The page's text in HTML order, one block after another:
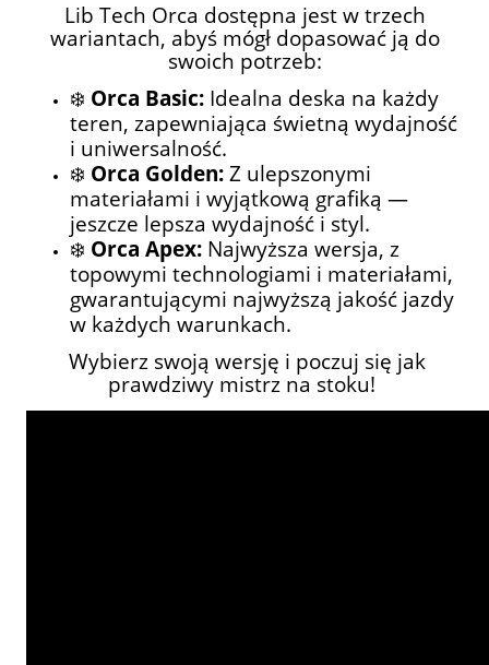
Lib Tech Orca dostępna jest w trzech
wariantach, abyś mógł dopasować ją do
swoich potrzeb:
❄️ Orca Basic: Idealna deska na każdy
teren, zapewniająca świetną wydajność
i uniwersalność.
❄️ Orca Golden: Z ulepszonymi
materiałami i wyjątkową grafiką —
jeszcze lepsza wydajność i styl.
❄️ Orca Apex: Najwyższa wersja, z
topowymi technologiami i materiałami,
gwarantującymi najwyższą jakość jazdy
w każdych warunkach.
Wybierz swoją wersję i poczuj się jak
prawdziwy mistrz na stoku!